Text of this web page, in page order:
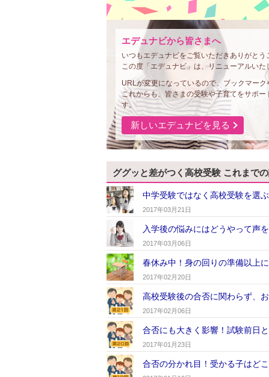
エデュナビから皆さまへ
いつもエデュナビをご覧いただきありがとう
この度「エデュナビ」は、リニューアルいた
URLが変更になっているので、ブックマーク
これからも、皆さまの受験や子育てをサポ
す。
新しいエデュナビを見る
ググッと差がつく高校受験 これまで
中学受験ではなく高校受験を選
2017年03月21日
入学後の悩みにはどうやって声
2017年03月06日
春休み中！身の回りの準備以上
2017年02月20日
高校受験後の合否に関わらず、
2017年02月06日
合否にも大きく影響！試験前日
2017年01月23日
合否の分かれ目！受かる子はど